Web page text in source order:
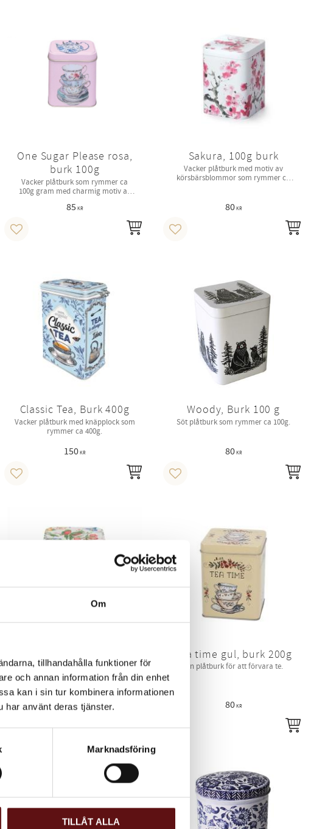
Om
tillhandahålla funktioner för
och annan information från din enhet
kan i sin tur kombinera informationen
har använt deras tjänster.
Marknadsföring
TILLÅT ALLA
One Sugar Please rosa,
burk 100g
Vacker plåtburk som rymmer ca
100g gram med charmig motiv av
85 KR
Lägg till i favoriter
Sakura, 100g burk
Vacker plåtburk med motiv av
körsbärsblommor som rymmer ca
80KR
Lägg till i favoriter
Classic Tea, Burk 400g
Vacker plåtburk med knäpplock som
rymmer ca 400g.
150KR
Lägg till i favoriter
Woody, Burk 100 g
Söt plåtburk som rymmer ca 100g.
80KR
Lägg till i favoriter
burk 100 g
Dekorativ plåtburk i vackert mönster.
85KR
KÖP
Tea time gul, burk 200g
Fin plåtburk för att förvara te.
80KR